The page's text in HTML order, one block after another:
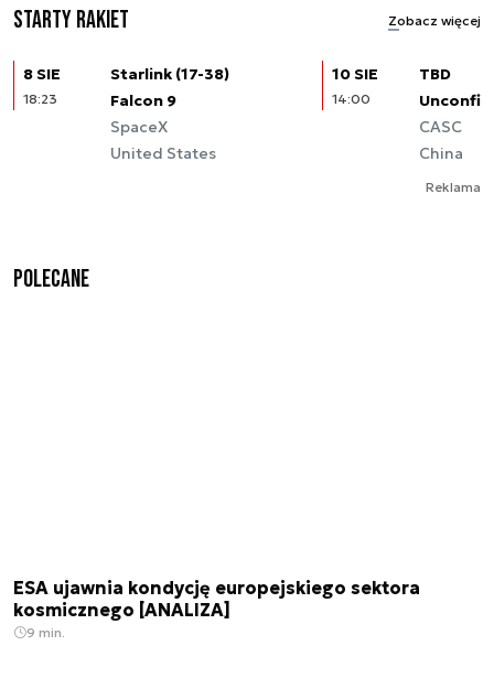
Starty rakiet Zobacz więcej
8 SIE
18:23
Starlink (17-38)
Falcon 9
SpaceX
United States
10 SIE
14:00
TBD
CASC
China
Reklama
Polecane
ESA ujawnia kondycję europejskiego sektora
kosmicznego [ANALIZA]
9 min.